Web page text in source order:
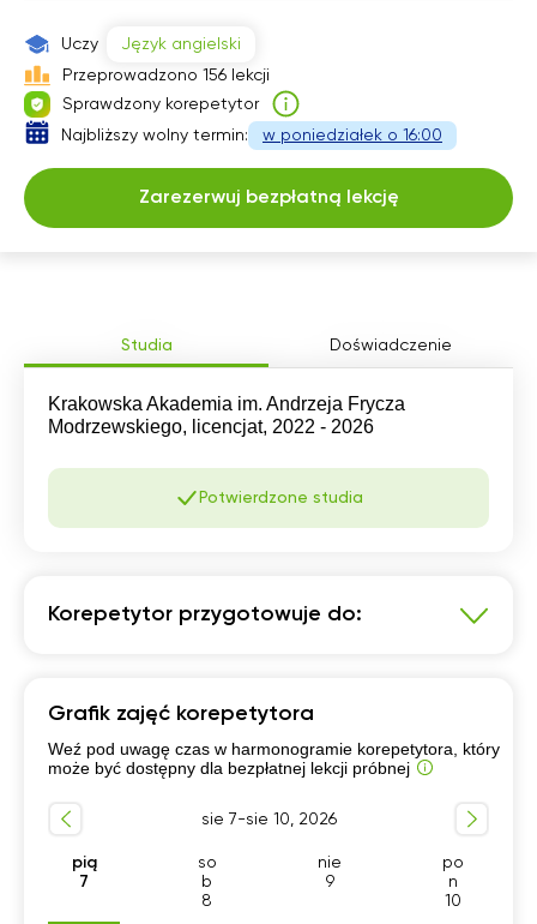
Studia Doświadczenie
Krakowska Akademia im. Andrzeja Frycza
Modrzewskiego, licencjat, 2022 - 2026
Potwierdzone studia
Korepetytor przygotowuje do:
Szkoła podstawowa 4-6 klasa
Przygotowanie do matury podstawowej
Szkoła podstawowa 1-3 klasa Konwersacje
A1-A2 Szkoła podstawowa 7-8 klasa
Przygotowanie do matury rozszerzonej
Grafik zajęć korepetytora
Weź pod uwagę czas w harmonogramie korepetytora, który
może być dostępny dla bezpłatnej lekcji próbnej
sie 7-sie 10, 2026
pią
7
so
b
8
nie
9
po
n
10
Uczy
Język angielski
Przeprowadzono 156 lekcji
Sprawdzony korepetytor
Najbliższy wolny termin:
w poniedziałek o 16:00
Zarezerwuj bezpłatną lekcję